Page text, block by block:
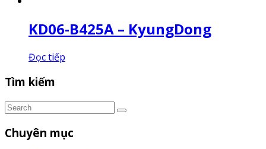
KD06-B425A – KyungDong
Đọc tiếp
Tìm kiếm
Chuyên mục